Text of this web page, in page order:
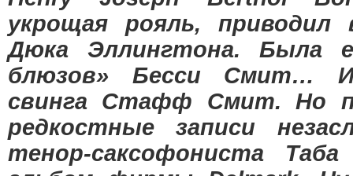
укрощая рояль, приводил
Дюка Эллингтона. Была
блюзов» Бесси Смит… И
свинга Стафф Смит. Но
редкостные записи
тенор-саксофониста